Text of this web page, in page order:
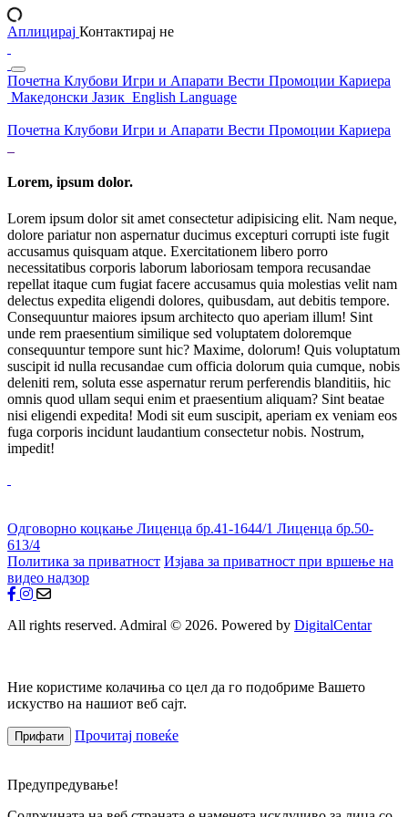
Аплицирај Контактирај не
Почетна Клубови Игри и Апарати Вести Промоции Кариера
Македонски Јазик English Language
Почетна Клубови Игри и Апарати Вести Промоции Кариера
Lorem, ipsum dolor.
Lorem ipsum dolor sit amet consectetur adipisicing elit. Nam neque,
dolore pariatur non aspernatur ducimus excepturi corrupti iste fugit
accusamus quisquam atque. Exercitationem libero porro
necessitatibus corporis laborum laboriosam tempora recusandae
repellat itaque cum fugiat facere accusamus quia molestias velit nam
delectus expedita eligendi dolores, quibusdam, aut debitis tempore.
Consequuntur maiores ipsum architecto quo aperiam illum! Sint
unde rem praesentium similique sed voluptatem doloremque
consequuntur tempore sunt hic? Maxime, dolorum! Quis voluptatum
suscipit id nulla recusandae cum officia dolorum quia cumque, nobis
deleniti rem, soluta esse aspernatur rerum perferendis blanditiis, hic
omnis quod ullam sequi enim et praesentium aliquam? Sint beatae
nisi eligendi expedita! Modi sit eum suscipit, aperiam ex veniam eos
fuga corporis incidunt laudantium consectetur nobis. Nostrum,
impedit!
Одговорно коцкање Лиценца бр.41-1644/1 Лиценца бр.50-
613/4
Политика за приватност Изјава за приватност при вршење на
видео надзор
All rights reserved. Admiral © 2026. Powered by DigitalCentar
Ние користиме колачиња со цел да го подобриме Вашето
искуство на нашиот веб сајт.
Прифати Прочитај повеќе
Предупредување!